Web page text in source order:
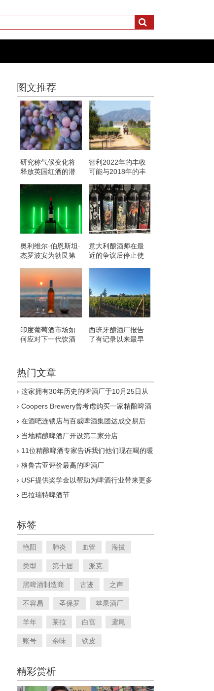
图文推荐
研究称气候变化将
释放英国红酒的潜
智利2022年的丰收
可能与2018年的丰
奥利维尔·伯恩斯坦·
杰罗波安为勃艮第
了新纪录
意大利酿酒师在最
近的争议后停止使
印度葡萄酒市场如
何应对下一代饮酒
西班牙酿酒厂报告
了有记录以来最早
热门文章
这家拥有30年历史的啤酒厂于10月25日从
集清算人
Coopers Brewery曾考虑购买一家精酿啤酒
在酒吧连锁店与百威啤酒集团达成交易后
Wetherspoon菜单中剔除的饮品之一
当地精酿啤酒厂开设第二家分店
11位精酿啤酒专家告诉我们他们现在喝的暖
格鲁吉亚评价最高的啤酒厂
USF提供奖学金以帮助为啤酒行业带来更多
巴拉瑞特啤酒节
标签
艳阳 肺炎 血管 海拔
类型 第十届 派克
黑啤酒制造商 古迹 之声
不容易 圣保罗 苹果酒厂
羊年 莱拉 白宫 鸢尾
账号 余味 铁皮
精彩赏析